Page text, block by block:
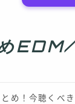
め！今聴くべ